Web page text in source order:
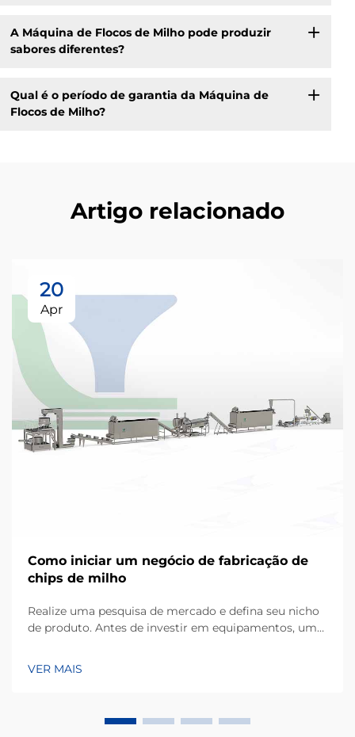
A Máquina de Flocos de Milho pode produzir
sabores diferentes?
Qual é o período de garantia da Máquina de
Flocos de Milho?
Artigo relacionado
20
Apr
Como iniciar um negócio de fabricação de
chips de milho
Realize uma pesquisa de mercado e defina seu nicho
de produto. Antes de investir em equipamentos, um
consumidores locais. Os chips de milho, produzidos
VER MAIS